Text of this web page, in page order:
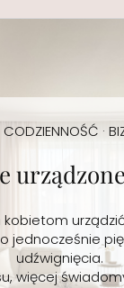
·
jednocześnie
udźwignięcia.
więcej